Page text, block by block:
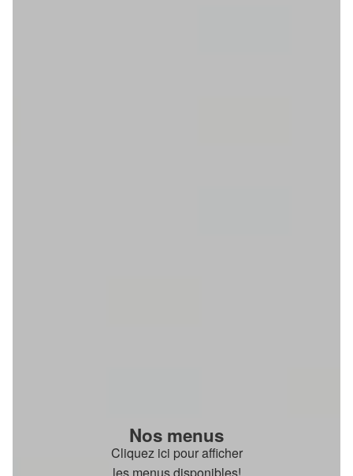
Nos menus
Cliquez ici pour afficher